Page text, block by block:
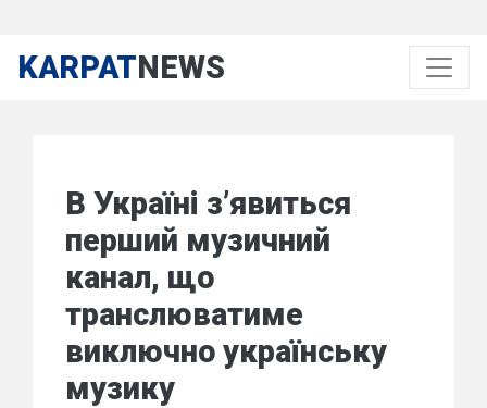
KARPATNEWS
В Україні з’явиться
перший музичний
канал, що
транслюватиме
виключно українську
музику